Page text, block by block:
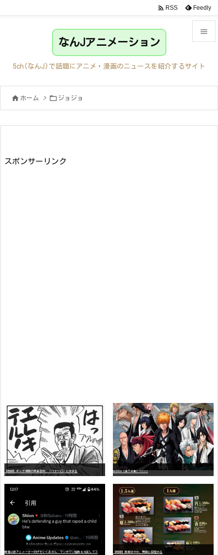

サイド
前へ

 RSS Feedly
なんJアニメーション
5ch(なんJ)で話題にアニメ・漫画のニュースを紹介するサイト
 ホーム >  ジョジョ
スポンサーリンク
【朗報】ギャグ漫画の最高傑作、「パタリロ」に決まる BLEACH（全７４巻）?!!!!!
【朗報】美樹さやか、愛国に目覚める